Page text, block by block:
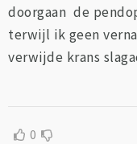
doorgaan de
terwijl ik geen
verwijde krans
0